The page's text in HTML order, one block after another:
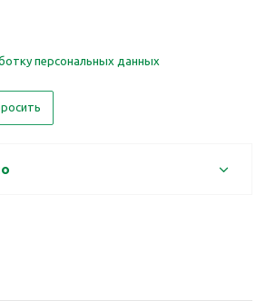
персональных данных